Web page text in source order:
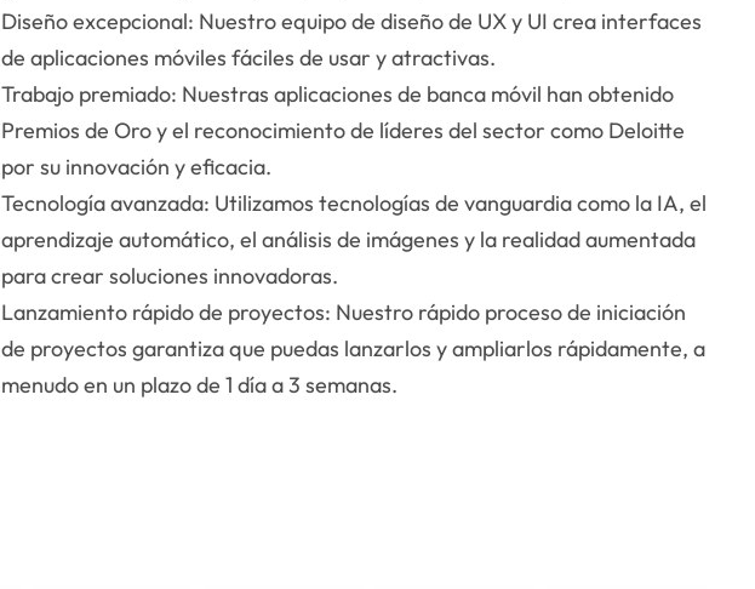
Diseño excepcional: Nuestro equipo de diseño de UX y UI crea interfaces
de aplicaciones móviles fáciles de usar y atractivas.
Trabajo premiado: Nuestras aplicaciones de banca móvil han obtenido
Premios de Oro y el reconocimiento de líderes del sector como Deloitte
por su innovación y eficacia.
Tecnología avanzada: Utilizamos tecnologías de vanguardia como la IA, el
aprendizaje automático, el análisis de imágenes y la realidad aumentada
para crear soluciones innovadoras.
Lanzamiento rápido de proyectos: Nuestro rápido proceso de iniciación
de proyectos garantiza que puedas lanzarlos y ampliarlos rápidamente, a
menudo en un plazo de 1 día a 3 semanas.